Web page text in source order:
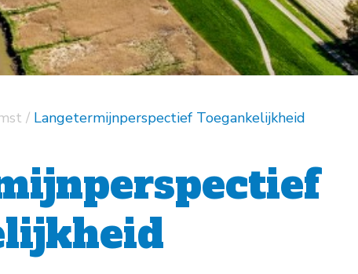
2030 Schelde-estuarium
-Droogte Kanaal Gent-
-Pilot Welzinge en
/ Langetermijnperspectief Toegankelijkheid